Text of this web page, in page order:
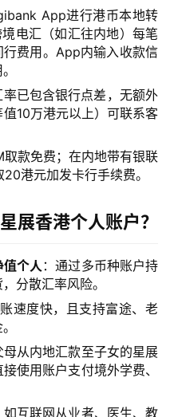
注册
App进行港币本地转
电汇（如汇往内地）每笔
费用。App内输入收款信
已包含银行点差，无额外
10万港元以上）可联系客
取款免费；在内地带有银联
港元加发卡行手续费。
展香港个人账户？
个人 ：通过多币种账户持
分散汇率风险。
速度快，且支持富途、老
母从内地汇款至子女的星展
使用账户支付境外学费、
如互联网从业者、医生、教